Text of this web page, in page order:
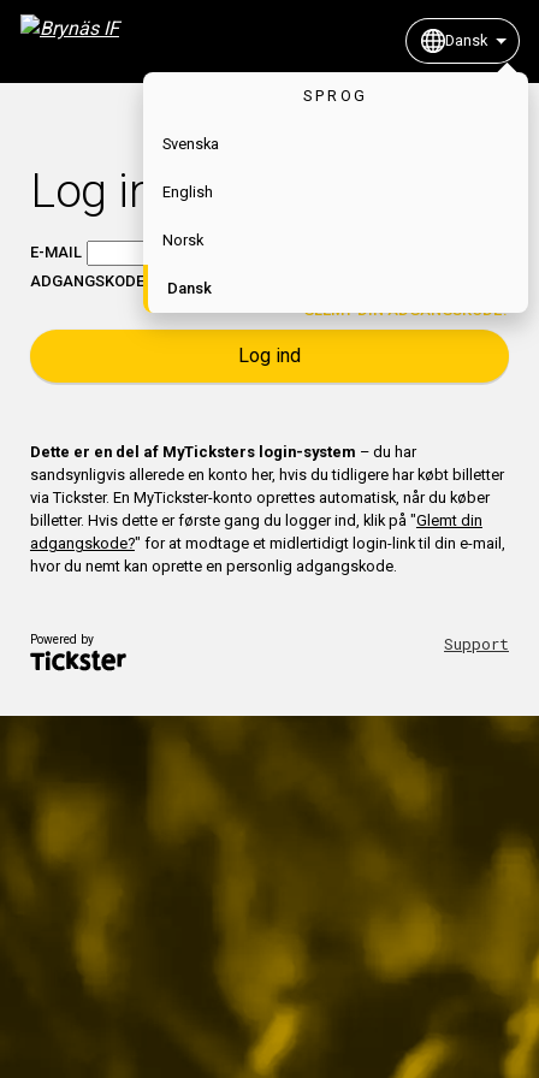
Dansk
SPROG
Svenska
English
Norsk
Dansk
Log ind
E-MAIL
ADGANGSKODE
GLEMT DIN ADGANGSKODE?
Log ind
Dette er en del af MyTicksters login-system – du har
sandsynligvis allerede en konto her, hvis du tidligere har købt billetter
via Tickster. En MyTickster-konto oprettes automatisk, når du køber
billetter. Hvis dette er første gang du logger ind, klik på "Glemt din
adgangskode?" for at modtage et midlertidigt login-link til din e-mail,
hvor du nemt kan oprette en personlig adgangskode.
Powered by Support